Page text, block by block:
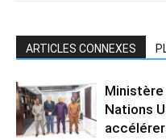
ARTICLES CONNEXES
Nations